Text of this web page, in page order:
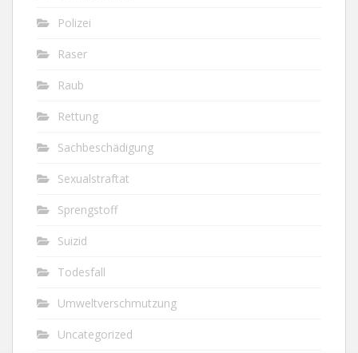
Polizei
Raser
Raub
Rettung
Sachbeschädigung
Sexualstraftat
Sprengstoff
Suizid
Todesfall
Umweltverschmutzung
Uncategorized